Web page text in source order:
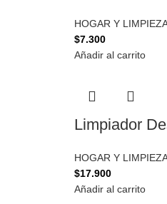
HOGAR Y
$7.300
Añadir al carrito
Limpiador
HOGAR Y
$17.900
Añadir al carrito